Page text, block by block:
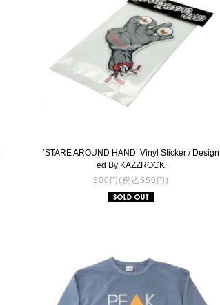
’STARE AROUND HAND’ Vinyl Sticker / Design
ed By KAZZROCK
500円(税込550円)